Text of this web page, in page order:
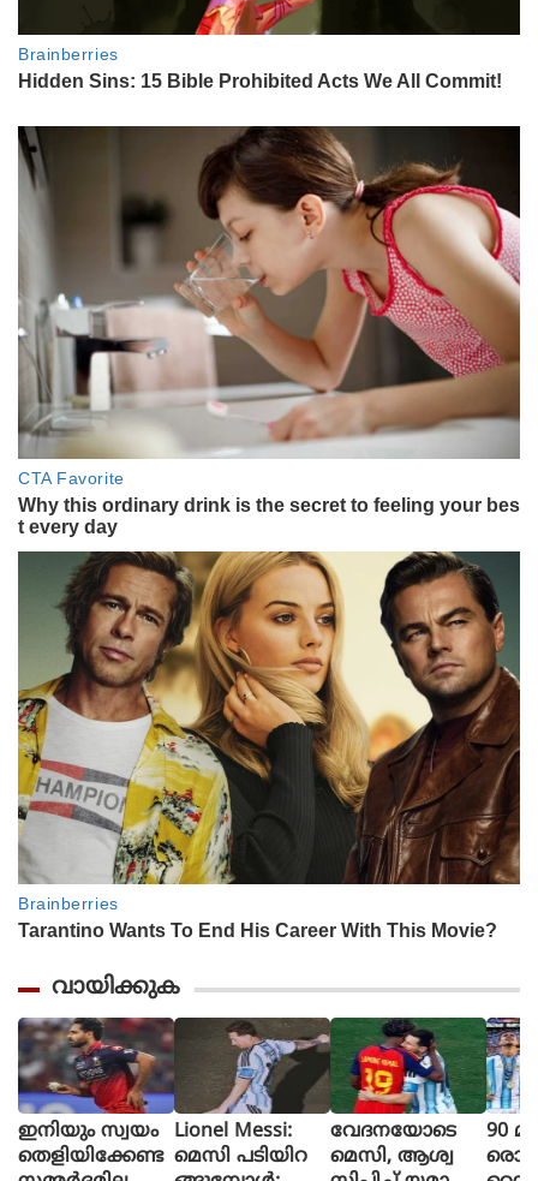
വായിക്കുക
ഇനിയും സ്വയം
തെളിയിക്കേണ്ട
Lionel Messi:
മെസി പടിയിറ
വേദനയോടെ
മെസി, ആശ്വ
90
രൊറ്റ